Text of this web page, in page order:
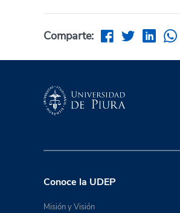
Comparte:
Conoce la UDEP
Misión y Visión